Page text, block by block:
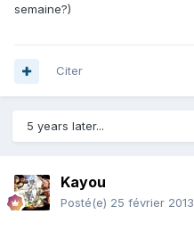
semaine?)
Citer
5 years later...
Kayou
Posté(e) 25 février 2013